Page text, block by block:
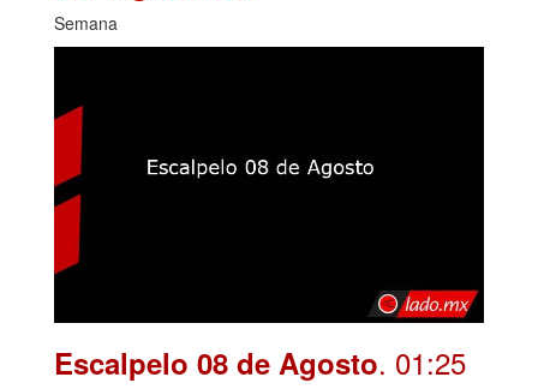
Semana
Escalpelo 08 de Agosto. 01:25